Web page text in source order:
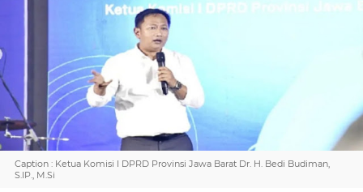
Caption : Ketua Komisi I DPRD Provinsi Jawa Barat Dr. H. Bedi Budiman,
S.IP., M.Si